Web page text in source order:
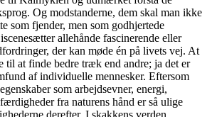
Og modstanderne, dem skal man ikke
som fjender, men som godhjertede
allehånde fascinerende eller
der kan møde én på livets vej. At
til at finde bedre træk end andre; ja det er
af individuelle mennesker. Eftersom
som arbejdsevner, energi,
fra naturens hånd er så ulige
derefter. I skakkens verden